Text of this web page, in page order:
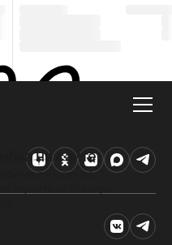
на сайте
найти нужную